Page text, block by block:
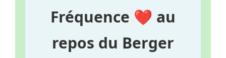
Fréquence ❤️ au
repos du Berger